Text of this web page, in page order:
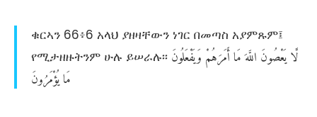
ቁርኣን 66፥6 አላህ ያዘዛቸውን ነገር በመጣስ አያምጹም፤
የሚታዘዙትንም ሁሉ ይሠራሉ፡፡
لَّايَعْصُونَاللَّهَمَاأَمَرَهُمْوَيَفْعَلُونَ
مَايُؤْمَرُونَ